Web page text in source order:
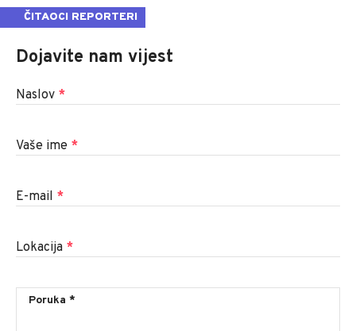
ČITAOCI REPORTERI
Dojavite nam vijest
Naslov *
Vaše ime *
E-mail *
Lokacija *